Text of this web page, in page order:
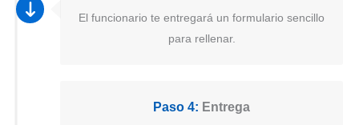
El funcionario te entregará un formulario sencillo
para rellenar.
Paso 4: Entrega